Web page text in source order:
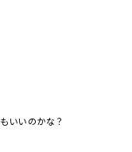
いいのかな？